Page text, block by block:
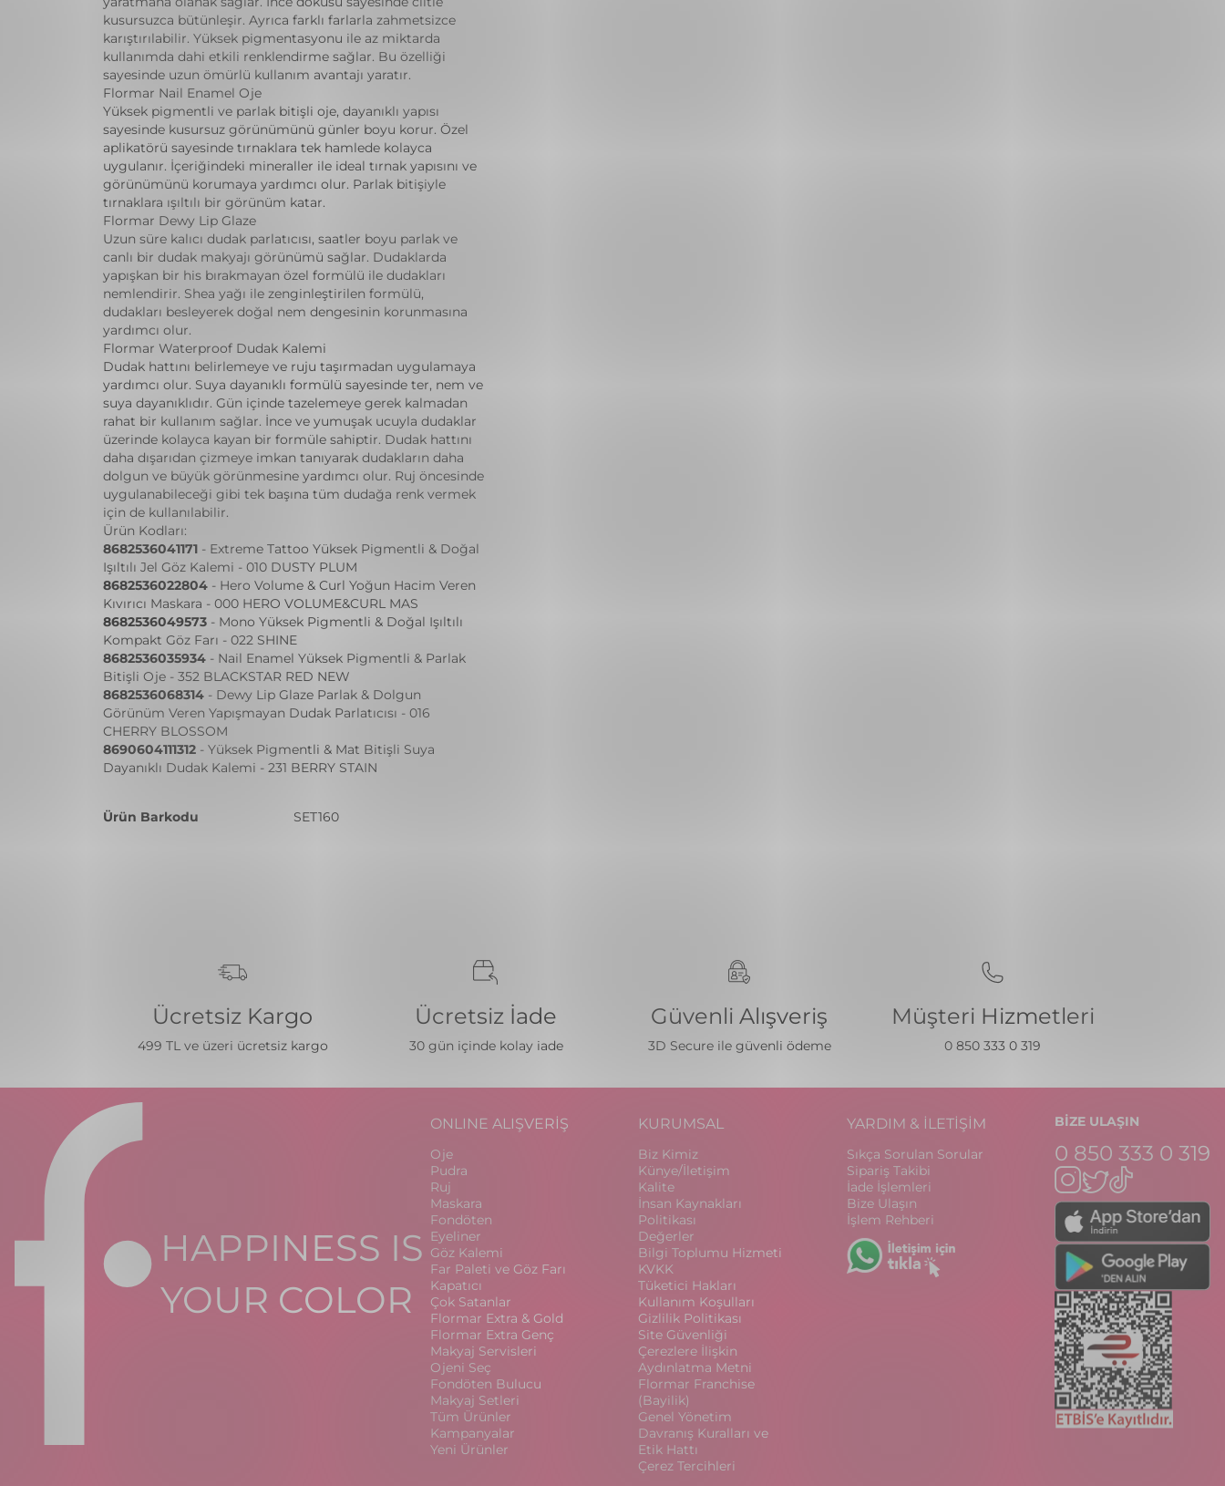
kusursuzca bütünleşir. Ayrıca farklı farlarla zahmetsizce
karıştırılabilir. Yüksek pigmentasyonu ile az miktarda
kullanımda dahi etkili renklendirme sağlar. Bu özelliği
sayesinde uzun ömürlü kullanım avantajı yaratır.
Flormar Nail Enamel Oje
Yüksek pigmentli ve parlak bitişli oje, dayanıklı yapısı
sayesinde kusursuz görünümünü günler boyu korur. Özel
aplikatörü sayesinde tırnaklara tek hamlede kolayca
uygulanır. İçeriğindeki mineraller ile ideal tırnak yapısını ve
görünümünü korumaya yardımcı olur. Parlak bitişiyle
tırnaklara ışıltılı bir görünüm katar.
Flormar Dewy Lip Glaze
Uzun süre kalıcı dudak parlatıcısı, saatler boyu parlak ve
canlı bir dudak makyajı görünümü sağlar. Dudaklarda
yapışkan bir his bırakmayan özel formülü ile dudakları
nemlendirir. Shea yağı ile zenginleştirilen formülü,
dudakları besleyerek doğal nem dengesinin korunmasına
yardımcı olur.
Flormar Waterproof Dudak Kalemi
Dudak hattını belirlemeye ve ruju taşırmadan uygulamaya
yardımcı olur. Suya dayanıklı formülü sayesinde ter, nem ve
suya dayanıklıdır. Gün içinde tazelemeye gerek kalmadan
rahat bir kullanım sağlar. İnce ve yumuşak ucuyla dudaklar
üzerinde kolayca kayan bir formüle sahiptir. Dudak hattını
daha dışarıdan çizmeye imkan tanıyarak dudakların daha
dolgun ve büyük görünmesine yardımcı olur. Ruj öncesinde
uygulanabileceği gibi tek başına tüm dudağa renk vermek
için de kullanılabilir.
Ürün Kodları:
8682536041171- Extreme Tattoo Yüksek Pigmentli & Doğal
Işıltılı Jel Göz Kalemi - 010 DUSTY PLUM
8682536022804- Hero Volume & Curl Yoğun Hacim Veren
Kıvırıcı Maskara - 000 HERO VOLUME&CURL MAS
8682536049573- Mono Yüksek Pigmentli & Doğal Işıltılı
Kompakt Göz Farı - 022 SHINE
8682536035934- Nail Enamel Yüksek Pigmentli & Parlak
Bitişli Oje - 352 BLACKSTAR RED NEW
8682536068314- Dewy Lip Glaze Parlak & Dolgun
Görünüm Veren Yapışmayan Dudak Parlatıcısı - 016
CHERRY BLOSSOM
8690604111312- Yüksek Pigmentli & Mat Bitişli Suya
Dayanıklı Dudak Kalemi - 231 BERRY STAIN
Ürün Barkodu SET160
Ücretsiz Kargo
499 TL ve üzeri ücretsiz kargo
Ücretsiz İade
30 gün içinde kolay iade
Güvenli Alışveriş
3D Secure ile güvenli ödeme
Müşteri Hizmetleri
0 850 333 0 319
HAPPINESS IS
YOUR COLOR
ONLINE ALIŞVERİŞ
Oje
Pudra
Ruj
Maskara
Fondöten
Eyeliner
Göz Kalemi
Far Paleti ve Göz Farı
Kapatıcı
Çok Satanlar
Flormar Extra & Gold
Flormar Extra Genç
Makyaj Servisleri
Ojeni Seç
Fondöten Bulucu
Makyaj Setleri
Tüm Ürünler
Kampanyalar
Yeni Ürünler
KURUMSAL
Biz Kimiz
Künye/İletişim
Kalite
İnsan Kaynakları
Politikası
Değerler
Bilgi Toplumu Hizmeti
KVKK
Tüketici Hakları
Kullanım Koşulları
Gizlilik Politikası
Site Güvenliği
Çerezlere İlişkin
Aydınlatma Metni
Flormar Franchise
(Bayilik)
Genel Yönetim
Davranış Kuralları ve
Etik Hattı
Çerez Tercihleri
YARDIM & İLETİŞİM
Sıkça Sorulan Sorular
Sipariş Takibi
İade İşlemleri
Bize Ulaşın
İşlem Rehberi
BİZE ULAŞIN
0 850 333 0 319